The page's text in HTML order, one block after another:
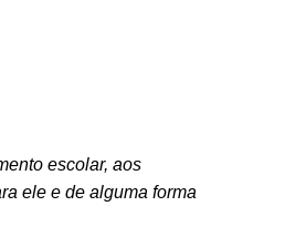
escolar, aos
ele e de alguma forma